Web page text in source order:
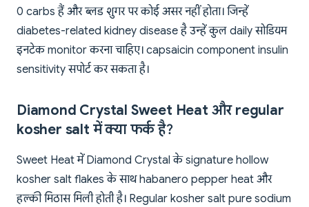
0 carbs हैं और ब्लड शुगर पर कोई असर नहीं होता। जिन्हें
diabetes-related kidney disease है उन्हें कुल daily सोडियम
इनटेक monitor करना चाहिए। capsaicin component insulin
sensitivity सपोर्ट कर सकता है।
Diamond Crystal Sweet Heat और regular
kosher salt में क्या फर्क है?
Sweet Heat में Diamond Crystal के signature hollow
kosher salt flakes के साथ habanero pepper heat और
हल्की मिठास मिली होती है। Regular kosher salt pure sodium